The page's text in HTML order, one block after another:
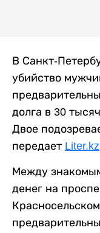
В Санкт-
убийство
долга в 30
Двое
передает Liter.kz
Между
денег на